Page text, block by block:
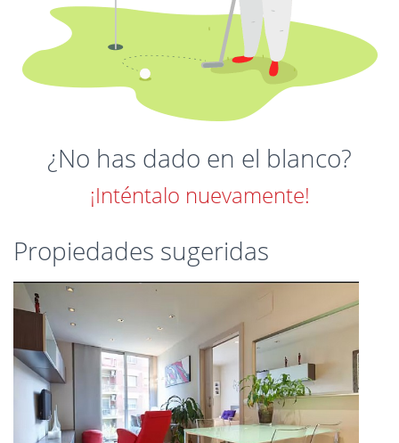
¿No has dado en el blanco?
¡Inténtalo nuevamente!
Propiedades sugeridas